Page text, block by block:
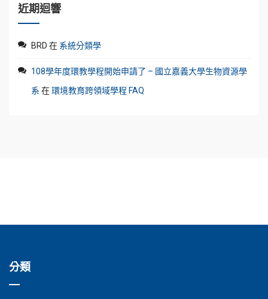
近期迴響
BRD 在 系統分類學
108學年度環教學程開始申請了 – 國立嘉義大學生物資源學
系 在環境教育跨領域學程 FAQ
分類